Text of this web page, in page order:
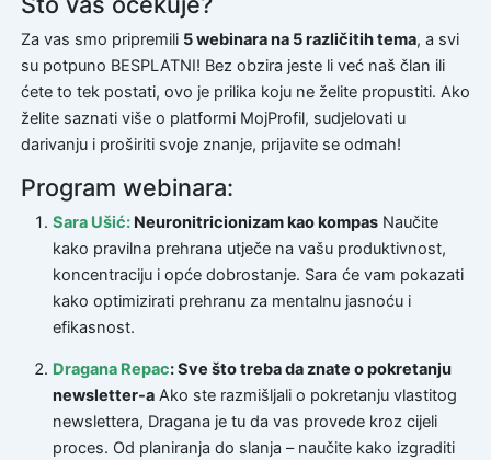
Za vas smo pripremili 5 webinara na 5 različitih tema, a svi
su potpuno BESPLATNI! Bez obzira jeste li već naš član ili
ćete to tek postati, ovo je prilika koju ne želite propustiti. Ako
želite saznati više o platformi MojProfil, sudjelovati u
darivanju i proširiti svoje znanje, prijavite se odmah!
Program webinara:
Sara Ušić:Neuronitricionizam kao kompasNaučite
kako pravilna prehrana utječe na vašu produktivnost,
koncentraciju i opće dobrostanje. Sara će vam pokazati
kako optimizirati prehranu za mentalnu jasnoću i
efikasnost.
Dragana Repac: Sve što treba da znate o pokretanju
newsletter-aAko ste razmišljali o pokretanju vlastitog
newslettera, Dragana je tu da vas provede kroz cijeli
proces. Od planiranja do slanja – naučite kako izgraditi